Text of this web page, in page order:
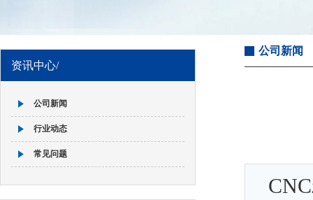
资讯中心/
公司新闻
行业动态
常见问题
公司新闻